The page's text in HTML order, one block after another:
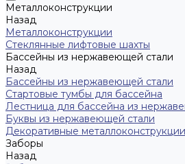
Металлоконструкции
Назад
Металлоконструкции
Cтеклянные лифтовые шахты
Бассейны из нержавеющей стали
Назад
Бассейны из нержавеющей стали
Стартовые тумбы для бассейна
Лестница для бассейна из
Буквы из нержавеющей стали
Декоративные металлоконструкции
Заборы
Назад